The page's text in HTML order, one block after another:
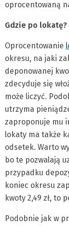
oprocentowaną
Gdzie po lokatę?
Oprocentowanie
okresu, na jaki
deponowanej
zdecyduje się
może liczyć.
utrzyma
zaproponuje mu
lokaty ma także
odsetek. Warto
bo te pozwalają
przypadku
koniec okresu
kwoty 2,49 zł, to
Podobnie jak w